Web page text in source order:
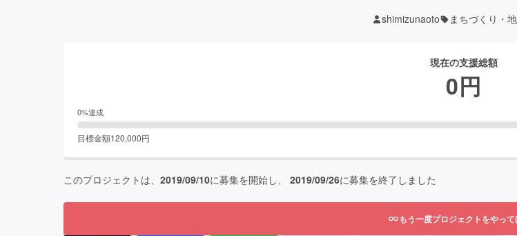
shimizunaoto まちづくり・
現在の支援総額
0円
0%達成
目標金額120,000円
このプロジェクトは、 2019/09/10に募集を開始し、 2019/09/26に募集を終了しました
もう一度プロジェクトをやっ